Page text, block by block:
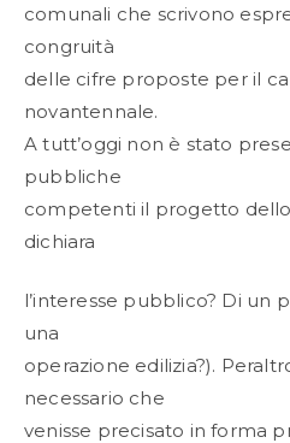
comunali che scrivono
congruità
delle cifre proposte per il
novantennale.
A tutt’oggi non è stato
pubbliche
competenti il progetto dello
dichiara
l’interesse pubblico? Di un
una
operazione edilizia?).
necessario che
venisse precisato in forma